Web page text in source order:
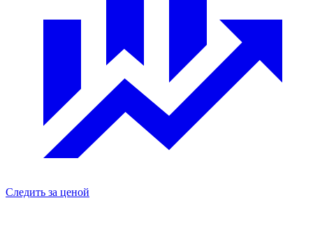
Следить за ценой